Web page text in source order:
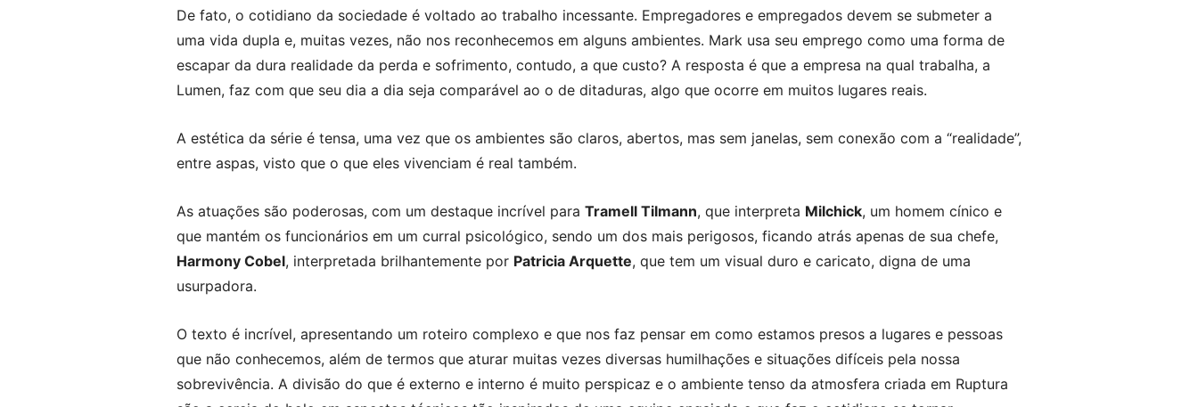
De fato, o cotidiano da sociedade é voltado ao trabalho incessante. Empregadores e empregados devem se submeter a
uma vida dupla e, muitas vezes, não nos reconhecemos em alguns ambientes. Mark usa seu emprego como uma forma de
escapar da dura realidade da perda e sofrimento, contudo, a que custo? A resposta é que a empresa na qual trabalha, a
Lumen, faz com que seu dia a dia seja comparável ao o de ditaduras, algo que ocorre em muitos lugares reais.
A estética da série é tensa, uma vez que os ambientes são claros, abertos, mas sem janelas, sem conexão com a “realidade”,
entre aspas, visto que o que eles vivenciam é real também.
As atuações são poderosas, com um destaque incrível para Tramell Tilmann, que interpreta Milchick, um homem cínico e
que mantém os funcionários em um curral psicológico, sendo um dos mais perigosos, ficando atrás apenas de sua chefe,
Harmony Cobel, interpretada brilhantemente por Patricia Arquette, que tem um visual duro e caricato, digna de uma
usurpadora.
O texto é incrível, apresentando um roteiro complexo e que nos faz pensar em como estamos presos a lugares e pessoas
que não conhecemos, além de termos que aturar muitas vezes diversas humilhações e situações difíceis pela nossa
sobrevivência. A divisão do que é externo e interno é muito perspicaz e o ambiente tenso da atmosfera criada em Ruptura